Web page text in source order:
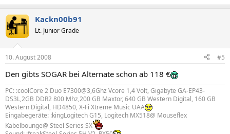
Kackn00b91
Lt. Junior Grade
10. August 2008 #5
Den gibts SOGAR bei Alternate schon ab 118 €
PC: :coolCore 2 Duo E7300@3,6Ghz Vcore 1,4 Volt, Gigabyte GA-EP43-
DS3L,2GB DDR2 800 Mhz,200 GB Maxtor, 640 GB Western Digital, 160 GB
Western Digital, HD4850, X-Fi Xtreme Music UAA
Eingabegeräte: :kingLogitech G15, Logitech MX518@ Mouseflex
Kabelbounge@ Steel Series SX